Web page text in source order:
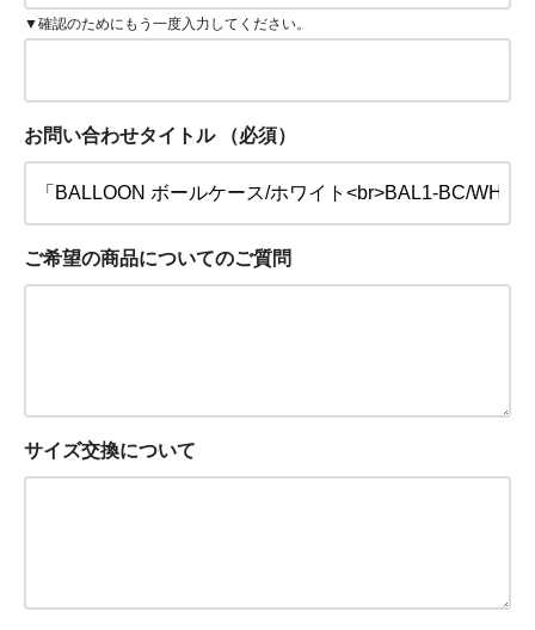
▼確認のためにもう一度入力してください。
お問い合わせタイトル （必須）
ご希望の商品についてのご質問
サイズ交換について